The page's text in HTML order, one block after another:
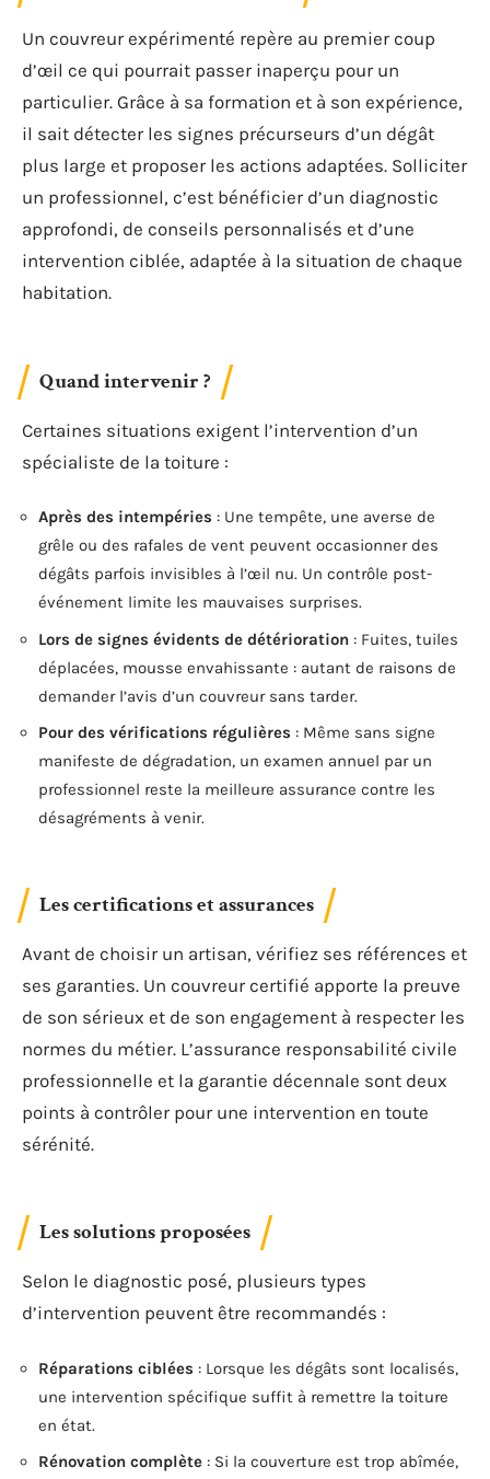
Un couvreur expérimenté repère au premier coup
d’œil ce qui pourrait passer inaperçu pour un
particulier. Grâce à sa formation et à son expérience,
il sait détecter les signes précurseurs d’un dégât
plus large et proposer les actions adaptées. Solliciter
un professionnel, c’est bénéficier d’un diagnostic
approfondi, de conseils personnalisés et d’une
intervention ciblée, adaptée à la situation de chaque
habitation.
Quand intervenir ?
Certaines situations exigent l’intervention d’un
spécialiste de la toiture :
Après des intempéries : Une tempête, une averse de
grêle ou des rafales de vent peuvent occasionner des
dégâts parfois invisibles à l’œil nu. Un contrôle post-
événement limite les mauvaises surprises.
Lors de signes évidents de détérioration : Fuites, tuiles
déplacées, mousse envahissante : autant de raisons de
demander l’avis d’un couvreur sans tarder.
Pour des vérifications régulières : Même sans signe
manifeste de dégradation, un examen annuel par un
professionnel reste la meilleure assurance contre les
désagréments à venir.
Les certifications et assurances
Avant de choisir un artisan, vérifiez ses références et
ses garanties. Un couvreur certifié apporte la preuve
de son sérieux et de son engagement à respecter les
normes du métier. L’assurance responsabilité civile
professionnelle et la garantie décennale sont deux
points à contrôler pour une intervention en toute
sérénité.
Les solutions proposées
Selon le diagnostic posé, plusieurs types
d’intervention peuvent être recommandés :
Réparations ciblées : Lorsque les dégâts sont localisés,
une intervention spécifique suffit à remettre la toiture
en état.
Rénovation complète : Si la couverture est trop abîmée,